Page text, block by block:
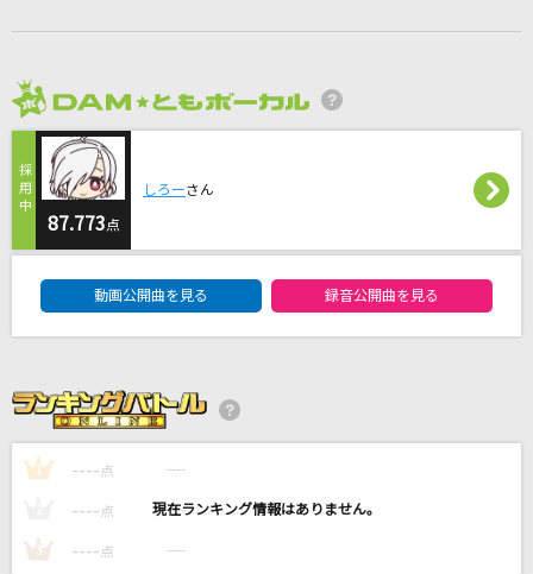
HY
木蘭の涙
スターダスト☆レビュー
ダーリン
もっと見る
DAMの新曲・ランキングなど
87.773点
しろーさん
動画公開曲を見る 録音公開曲を見る
1 ---- 点 ----
---- 点 ----
3 ---- 点 ----